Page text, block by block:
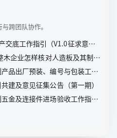
跨团队协作。
交底工作指引（V1.0征求意见
企业怎样核对人造板及其制品
品出厂预装、编号与包装工作
建及意见征集公告（第一期）
金及连接件进场验收工作指引